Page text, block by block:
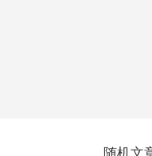
随机文